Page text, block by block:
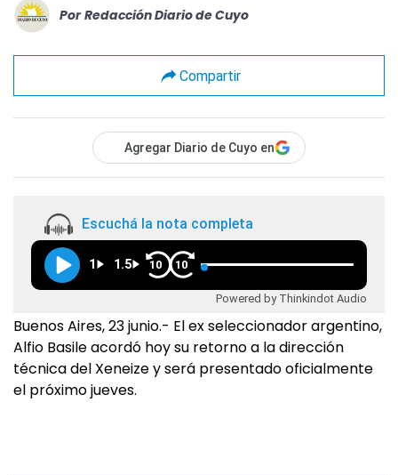
Por Redacción Diario de Cuyo
Compartir
Agregar Diario de Cuyo en
Escuchá la nota completa
1 1.5 10 10
Powered by Thinkindot Audio
Buenos Aires, 23 junio.- El ex seleccionador argentino,
Alfio Basile acordó hoy su retorno a la dirección
técnica del Xeneize y será presentado oficialmente
el próximo jueves.